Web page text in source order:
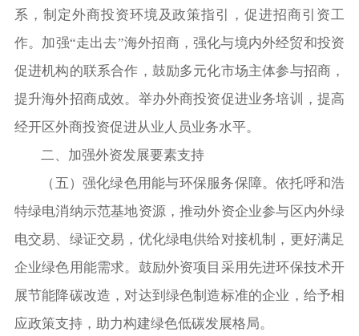
系，制定外商投资环境及政策指引，促进招商引资工
作。加强“走出去”海外招商，强化与境内外经贸和投资
促进机构的联系合作，鼓励多元化市场主体参与招商，
提升海外招商成效。举办外商投资促进业务培训，提高
经开区外商投资促进从业人员业务水平。
二、加强外资发展要素支持
（五）强化绿色用能与环保服务保障。依托呼和浩
特绿电消纳示范基地资源，推动外资企业参与区内外绿
电交易、绿证交易，优化绿电供给对接机制，更好满足
企业绿色用能需求。鼓励外资项目采用先进环保技术开
展节能降碳改造，对达到绿色制造标准的企业，给予相
应政策支持，助力构建绿色低碳发展格局。